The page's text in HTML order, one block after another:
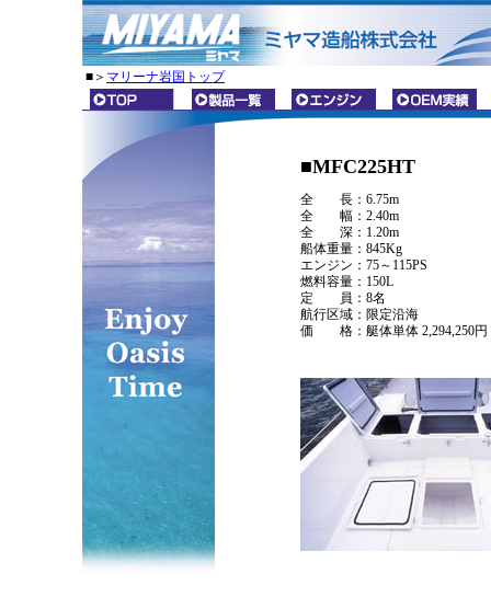
■＞ マリーナ岩国トップ
■MFC225HT
全 長：6.75m
全 幅：2.40m
全 深：1.20m
船体重量：845Kg
エンジン：75～115PS
燃料容量：150L
定 員：8名
航行区域：限定沿海
価 格：艇体単体 2,294,250円